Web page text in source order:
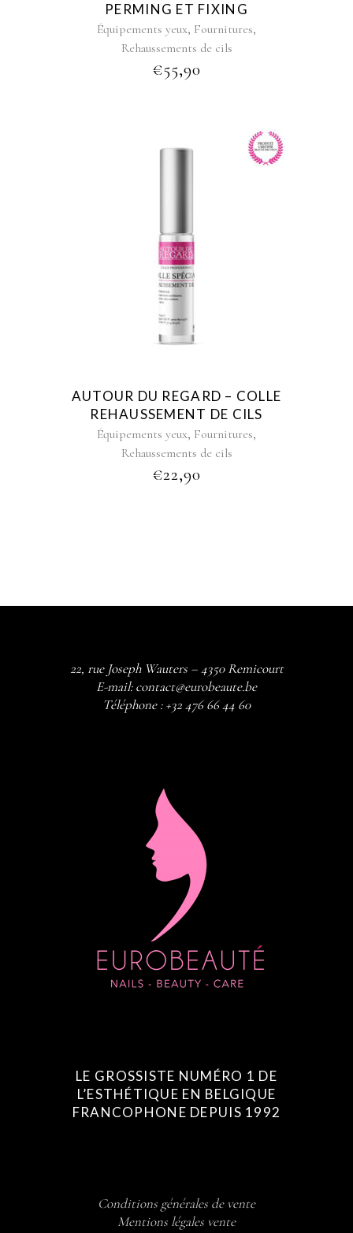
PERMING ET FIXING
Équipements yeux, Fournitures,
Rehaussements de cils
€55,90
AUTOUR DU REGARD – COLLE
REHAUSSEMENT DE CILS
Équipements yeux, Fournitures,
Rehaussements de cils
€22,90
22, rue Joseph Wauters – 4350 Remicourt
E-mail:contact@eurobeaute.be
Téléphone :+32 476 66 44 60
LE GROSSISTE NUMÉRO 1 DE
L’ESTHÉTIQUE EN BELGIQUE
FRANCOPHONE DEPUIS 1992
Conditions générales de vente
Mentions légales vente